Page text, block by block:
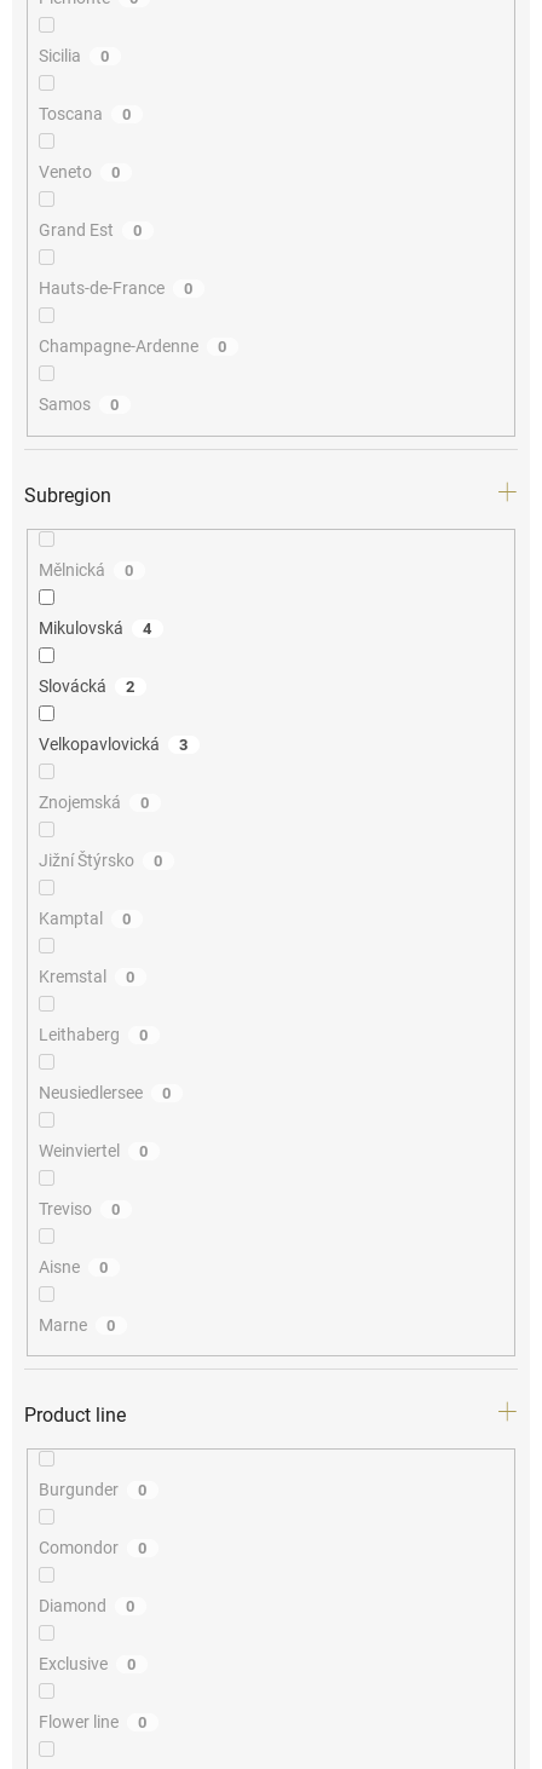
Sicilia 0
Toscana 0
Veneto 0
Grand Est 0
Hauts-de-France 0
Champagne-Ardenne 0
Samos 0
Subregion
Mělnická 0
Mikulovská 4
Slovácká 2
Velkopavlovická 3
Znojemská 0
Jižní Štýrsko 0
Kamptal 0
Kremstal 0
Leithaberg 0
Neusiedlersee 0
Weinviertel 0
Treviso 0
Aisne 0
Marne 0
Product line
Burgunder 0
Comondor 0
Diamond 0
Exclusive 0
Flower line 0